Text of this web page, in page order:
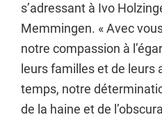
s’adressant à Ivo
Memmingen. « Avec
notre compassion à
leurs familles et de leurs
temps, notre
de la haine et de